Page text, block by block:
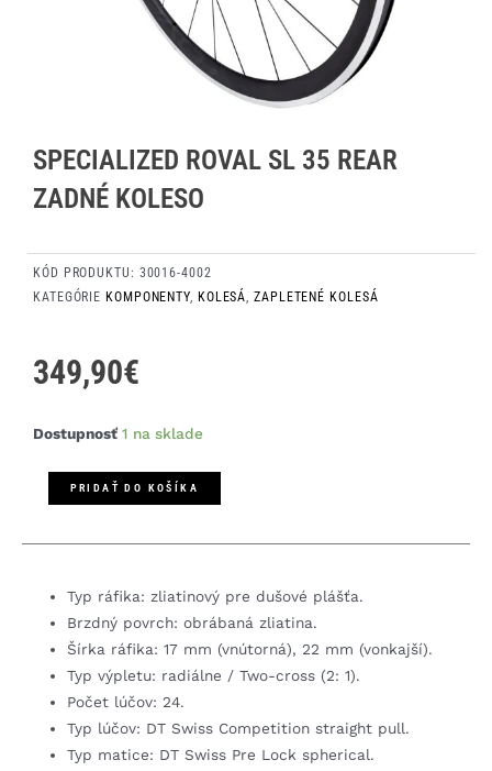
SPECIALIZED ROVAL SL 35 REAR
ZADNÉ KOLESO
KÓD PRODUKTU: 30016-4002
KATEGÓRIE KOMPONENTY, KOLESÁ,ZAPLETENÉ KOLESÁ
Dostupnosť 1 na sklade
množstvo
Roval
SL
koleso
PRIDAŤ DO KOŠÍKA
349,90€
Typ ráfika: zliatinový pre dušové plášťa.
Brzdný povrch: obrábaná zliatina.
Šírka ráfika: 17 mm (vnútorná), 22 mm (vonkajší).
Typ výpletu: radiálne / Two-cross (2: 1).
Počet lúčov: 24.
Typ lúčov: DT Swiss Competition straight pull.
Typ matice: DT Swiss Pre Lock spherical.